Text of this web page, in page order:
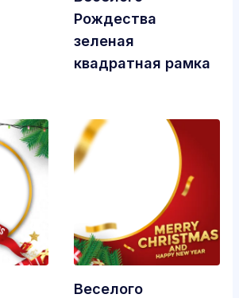
Рождества
зеленая
квадратная рамка
Веселого